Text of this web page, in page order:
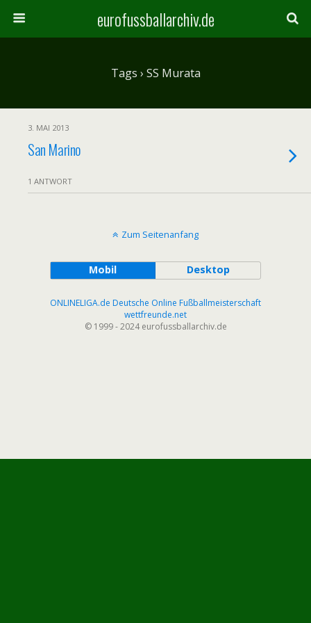
eurofussballarchiv.de
Tags › SS Murata
3. MAI 2013
San Marino
1 ANTWORT
Zum Seitenanfang
Mobil Desktop
ONLINELIGA.de Deutsche Online Fußballmeisterschaft
wettfreunde.net
© 1999 - 2024 eurofussballarchiv.de